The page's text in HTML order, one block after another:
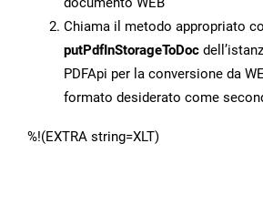
Chiama il metodo appropriato
putPdfInStorageToDoc
PDFApi per la conversione da
formato desiderato come
%!(EXTRA string=XLT)